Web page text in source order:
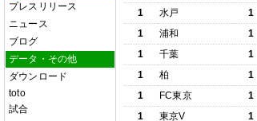
プレスリリース
ニュース
ブログ
データ・その他
ダウンロード
toto
試合
1
水戸 1
1
浦和 1
1
千葉 1
1
柏 1
1
FC東京 1
1
東京V 1